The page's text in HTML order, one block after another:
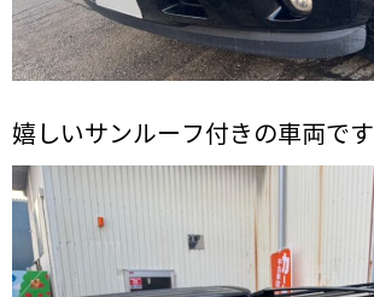
嬉しいサンルーフ付きの車両です